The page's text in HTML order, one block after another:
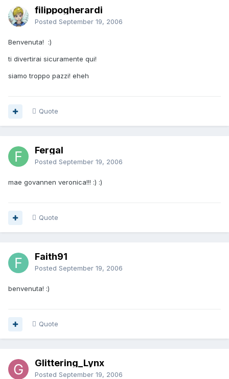
filippogherardi
Posted September 19, 2006
Benvenuta! :)
ti divertirai sicuramente qui!
siamo troppo pazzi! eheh
Quote
Fergal
Posted September 19, 2006
mae govannen veronica!!! :) :)
Quote
Faith91
Posted September 19, 2006
benvenuta! :)
Quote
Glittering_Lynx
Posted September 19, 2006